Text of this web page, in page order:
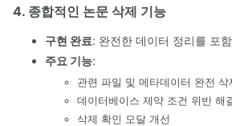
4. 종합적인 논문 삭제 기능
구현 완료: 완전한 데이터 정리를 포
주요 기능:
관련 파일 및 메타데이터 완전 삭
데이터베이스 제약 조건 위반 해
삭제 확인 모달 개선